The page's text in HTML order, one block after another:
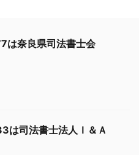
奈良県司法書士会
司法書士法人Ｉ＆Ａ